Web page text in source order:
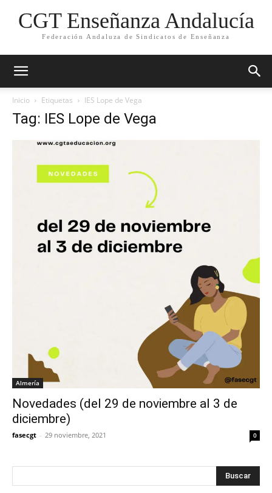
CGT Enseñanza Andalucía
Federación Andaluza de Sindicatos de Enseñanza
Inicio Etiquetas IES Lope de Vega
Tag: IES Lope de Vega
Almería
Novedades (del 29 de noviembre al 3 de
diciembre)
fasecgt - 29 noviembre, 2021 0